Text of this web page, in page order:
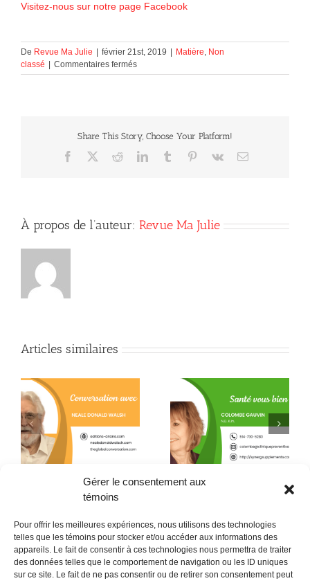
Gérer le consentement aux
témoins
Pour offrir les meilleures expériences, nous utilisons des technologies
telles que les témoins pour stocker et/ou accéder aux informations des
appareils. Le fait de consentir à ces technologies nous permettra de traiter
des données telles que le comportement de navigation ou les ID uniques
sur ce site. Le fait de ne pas consentir ou de retirer son consentement peut
Visitez-nous sur notre page Facebook
De Revue Ma Julie février 21st, 2019 Matière, Non
classé
Commentaires ferméssur
Pâte
Share This Story, Choose Your Platform!
Facebook RedditLinkedInTumblr Pinterest
Vk Courriel
À propos de l’auteur: Revue Ma Julie
Articles similaires
La L-théanine contre le
stress
Quand la conscience
fait son chemin jusque
dans l’assiette !